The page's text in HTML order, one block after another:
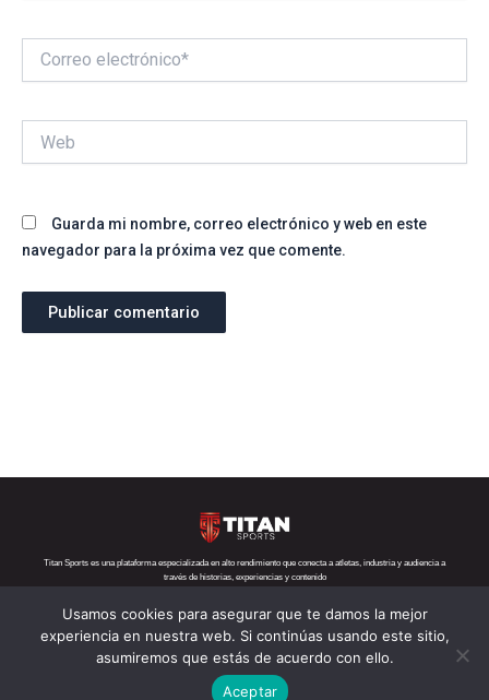
electrónico*
Guarda mi nombre, correo electrónico y web en este
navegador para la próxima vez que comente.
Titan Sports es una plataforma especializada en alto rendimiento que conecta a atletas, industria y audiencia a
través de historias, experiencias y contenido
Teléfono: +52 1 55 6719 5282 Correo: contacto@titansports.mx
Copyright© Titan Sports 2026. todos los derechos reservados
Nosotros Política de cookies
Usamos cookies para asegurar que te damos la mejor
experiencia en nuestra web. Si continúas usando este sitio,
asumiremos que estás de acuerdo con ello.
Aceptar